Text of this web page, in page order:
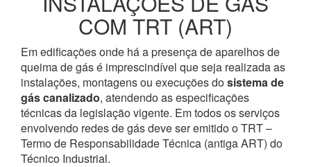
COM TRT (ART)
Em edificações onde há a presença de aparelhos de
queima de gás é imprescindível que seja realizada as
instalações, montagens ou execuções dosistema de
gás canalizado, atendendo as especificações
técnicas da legislação vigente. Em todos os serviços
envolvendo redes de gás deve ser emitido o TRT –
Termo de Responsabilidade Técnica (antiga ART) do
Técnico Industrial.